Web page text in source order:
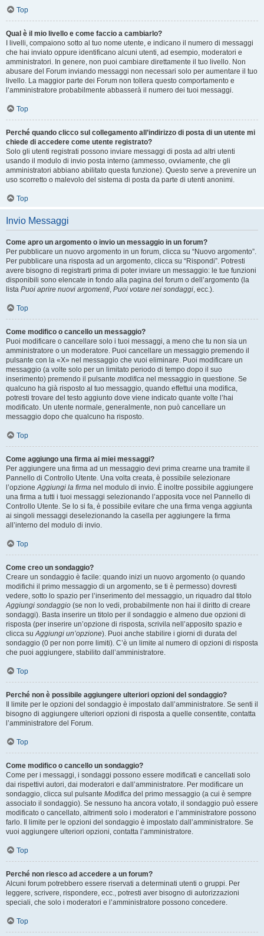
Top
Qual è il mio livello e come faccio a cambiarlo?
I livelli, compaiono sotto al tuo nome utente, e indicano il numero di messaggi
che hai inviato oppure identificano alcuni utenti, ad esempio, moderatori e
amministratori. In genere, non puoi cambiare direttamente il tuo livello. Non
abusare del Forum inviando messaggi non necessari solo per aumentare il tuo
livello. La maggior parte dei Forum non tollera questo comportamento e
l’amministratore probabilmente abbasserà il numero dei tuoi messaggi.
Top
Perché quando clicco sul collegamento all’indirizzo di posta di un utente mi
chiede di accedere come utente registrato?
Solo gli utenti registrati possono inviare messaggi di posta ad altri utenti
usando il modulo di invio posta interno (ammesso, ovviamente, che gli
amministratori abbiano abilitato questa funzione). Questo serve a prevenire un
uso scorretto o malevolo del sistema di posta da parte di utenti anonimi.
Top
Invio Messaggi
Come apro un argomento o invio un messaggio in un forum?
Per pubblicare un nuovo argomento in un forum, clicca su “Nuovo argomento”.
Per pubblicare una risposta ad un argomento, clicca su “Rispondi”. Potresti
avere bisogno di registrarti prima di poter inviare un messaggio: le tue funzioni
disponibili sono elencate in fondo alla pagina del forum o dell’argomento (la
lista Puoi aprire nuovi argomenti, Puoi votare nei sondaggi, ecc.).
Top
Come modifico o cancello un messaggio?
Puoi modificare o cancellare solo i tuoi messaggi, a meno che tu non sia un
amministratore o un moderatore. Puoi cancellare un messaggio premendo il
pulsante con la «X» nel messaggio che vuoi eliminare. Puoi modificare un
messaggio (a volte solo per un limitato periodo di tempo dopo il suo
inserimento) premendo il pulsante modifica nel messaggio in questione. Se
qualcuno ha già risposto al tuo messaggio, quando effettui una modifica,
potresti trovare del testo aggiunto dove viene indicato quante volte l’hai
modificato. Un utente normale, generalmente, non può cancellare un
messaggio dopo che qualcuno ha risposto.
Top
Come aggiungo una firma ai miei messaggi?
Per aggiungere una firma ad un messaggio devi prima crearne una tramite il
Pannello di Controllo Utente. Una volta creata, è possibile selezionare
l’opzioneAggiungi la firma nel modulo di invio. È inoltre possibile aggiungere
una firma a tutti i tuoi messaggi selezionando l’apposita voce nel Pannello di
Controllo Utente. Se lo si fa, è possibile evitare che una firma venga aggiunta
ai singoli messaggi deselezionando la casella per aggiungere la firma
all’interno del modulo di invio.
Top
Come creo un sondaggio?
Creare un sondaggio è facile: quando inizi un nuovo argomento (o quando
modifichi il primo messaggio di un argomento, se ti è permesso) dovresti
vedere, sotto lo spazio per l’inserimento del messaggio, un riquadro dal titolo
Aggiungi sondaggio (se non lo vedi, probabilmente non hai il diritto di creare
sondaggi). Basta inserire un titolo per il sondaggio e almeno due opzioni di
risposta (per inserire un’opzione di risposta, scrivila nell’apposito spazio e
clicca suAggiungi un’opzione). Puoi anche stabilire i giorni di durata del
sondaggio (0 per non porre limiti). C’è un limite al numero di opzioni di risposta
che puoi aggiungere, stabilito dall’amministratore.
Top
Perché non è possibile aggiungere ulteriori opzioni del sondaggio?
Il limite per le opzioni del sondaggio è impostato dall’amministratore. Se senti il
bisogno di aggiungere ulteriori opzioni di risposta a quelle consentite, contatta
l’amministratore del Forum.
Top
Come modifico o cancello un sondaggio?
Come per i messaggi, i sondaggi possono essere modificati e cancellati solo
dai rispettivi autori, dai moderatori e dall’amministratore. Per modificare un
sondaggio, clicca sul pulsante Modifica del primo messaggio (a cui è sempre
associato il sondaggio). Se nessuno ha ancora votato, il sondaggio può essere
modificato o cancellato, altrimenti solo i moderatori e l’amministratore possono
farlo. Il limite per le opzioni del sondaggio è impostato dall’amministratore. Se
vuoi aggiungere ulteriori opzioni, contatta l’amministratore.
Top
Perché non riesco ad accedere a un forum?
Alcuni forum potrebbero essere riservati a determinati utenti o gruppi. Per
leggere, scrivere, rispondere, ecc., potresti aver bisogno di autorizzazioni
speciali, che solo i moderatori e l’amministratore possono concedere.
Top